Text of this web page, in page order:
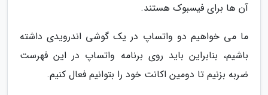
آن ها برای فیسبوک هستند.
ما می خواهیم دو واتساپ در یک گوشی اندرویدی داشته
باشیم، بنابراین باید روی برنامه واتساپ در این فهرست
ضربه بزنیم تا دومین اکانت خود را بتوانیم فعال کنیم.